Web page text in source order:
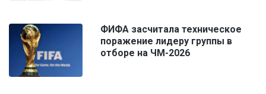
ФИФА засчитала техническое
поражение лидеру группы в
отборе на ЧМ-2026